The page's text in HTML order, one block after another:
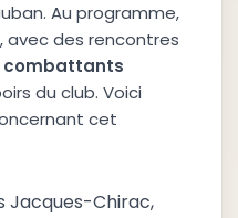
Au programme,
avec des rencontres
combattants
du club. Voici
cet
Jacques-Chirac,